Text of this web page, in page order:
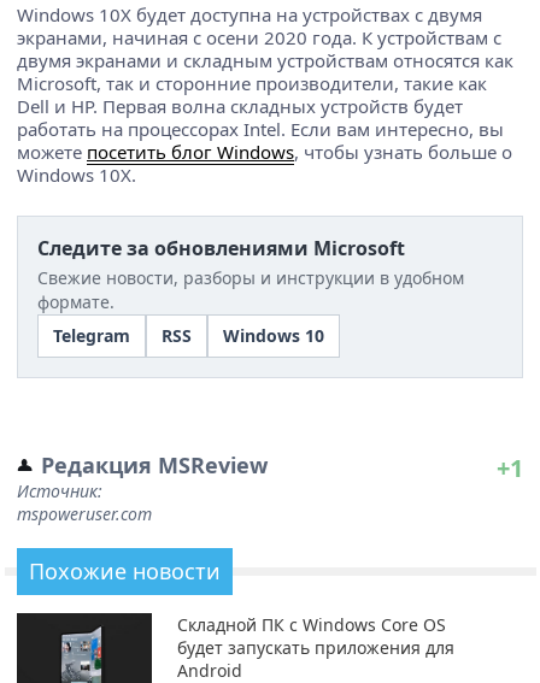
Windows 10X будет доступна на устройствах с двумя
экранами, начиная с осени 2020 года. К устройствам с
двумя экранами и складным устройствам относятся как
Microsoft, так и сторонние производители, такие как
Dell и HP. Первая волна складных устройств будет
работать на процессорах Intel. Если вам интересно, вы
можете посетить блог Windows, чтобы узнать больше о
Windows 10X.
Следите за обновлениями Microsoft
Свежие новости, разборы и инструкции в удобном
формате.
Telegram
RSS Windows 10
Редакция MSReview
Источник:
mspoweruser.com
+1
Похожие новости
Складной ПК с Windows Core OS
будет запускать приложения для
Android